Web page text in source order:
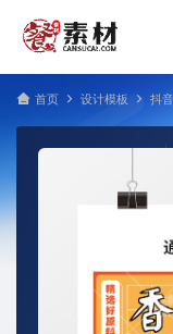
首页 设计模板 抖